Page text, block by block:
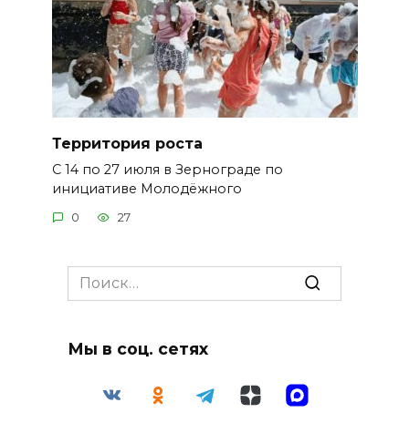
Территория роста
С 14 по 27 июля в Зернограде по
инициативе Молодёжного
0 27
Search
for:
Мы в соц. сетях